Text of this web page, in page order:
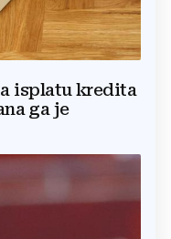
isplatu kredita
ga je